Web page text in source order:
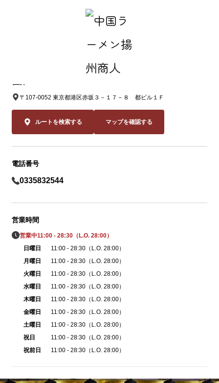
中国ラーメン揚州商人 赤坂店
〒107-0052 東京都港区赤坂３－１７－８ 都ビル１Ｆ
ルートを検索する マップを確認する
電話番号
0335832544
営業時間
営業中11:00 - 28:30（L.O. 28:00）
日曜日
11:00 - 28:30（L.O. 28:00）
月曜日
11:00 - 28:30（L.O. 28:00）
火曜日
11:00 - 28:30（L.O. 28:00）
水曜日
11:00 - 28:30（L.O. 28:00）
木曜日
11:00 - 28:30（L.O. 28:00）
金曜日
11:00 - 28:30（L.O. 28:00）
土曜日
11:00 - 28:30（L.O. 28:00）
祝日
11:00 - 28:30（L.O. 28:00）
祝前日
11:00 - 28:30（L.O. 28:00）